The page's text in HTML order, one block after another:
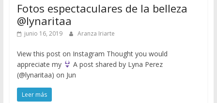
Fotos espectaculares de la belleza
@lynaritaa
junio 16, 2019 Aranza Iriarte
View this post on Instagram Thought you would
appreciate my
A post shared by Lyna Perez
(@lynaritaa) on Jun
Leer más